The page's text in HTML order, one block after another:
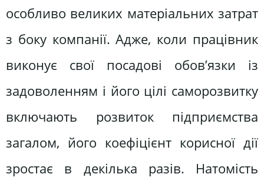
особливо великих матеріальних затрат
з боку компанії. Адже, коли працівник
виконує свої посадові обов’язки із
задоволенням і його цілі саморозвитку
включають розвиток підприємства
загалом, його коефіцієнт корисної дії
зростає в декілька разів. Натомість